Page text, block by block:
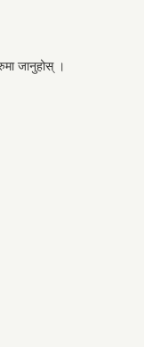
जानुहोस् ।